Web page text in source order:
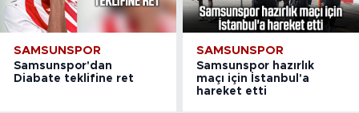
SAMSUNSPOR
Samsunspor'dan
Diabate teklifine ret
SAMSUNSPOR
Samsunspor hazırlık
maçı için İstanbul'a
hareket etti